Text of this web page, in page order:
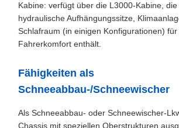
Kabine: verfügt über die L3000-Kabine, die
hydraulische Aufhängungssitze,
Schlafraum (in einigen Konfigurationen) für
Fahrerkomfort enthält.
Fähigkeiten als
Schneeabbau-/Schneewischer
Als Schneeabbau- oder Schneewischer-
Chassis mit speziellen Oberstrukturen